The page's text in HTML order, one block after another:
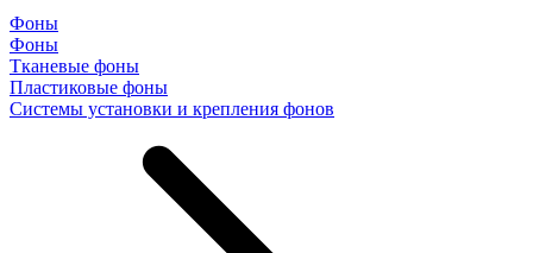
Фоны
Фоны
Тканевые фоны
Пластиковые фоны
Системы установки и крепления фонов